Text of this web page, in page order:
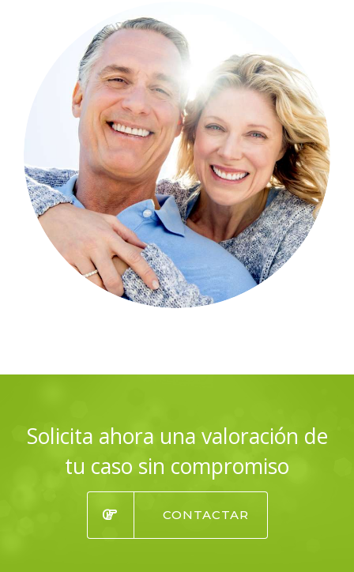
Solicita ahora una valoración de
tu caso sin compromiso
CONTACTAR